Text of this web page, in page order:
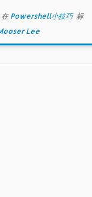
在 Powershell小技巧 标
Lee